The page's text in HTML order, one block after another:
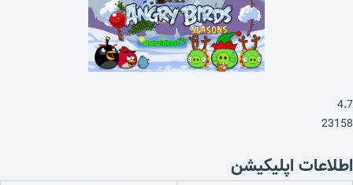
4.7
23158
اطلاعات اپلیکیشن